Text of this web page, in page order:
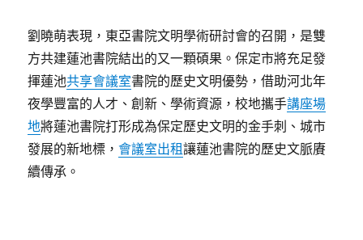
劉曉萌表現，東亞書院文明學術研討會的召開，是雙
方共建蓮池書院結出的又一顆碩果。保定市將充足發
揮蓮池共享會議室書院的歷史文明優勢，借助河北年
夜學豐富的人才、創新、學術資源，校地攜手講座場
地將蓮池書院打形成為保定歷史文明的金手刺、城市
發展的新地標，會議室出租讓蓮池書院的歷史文脈賡
續傳承。